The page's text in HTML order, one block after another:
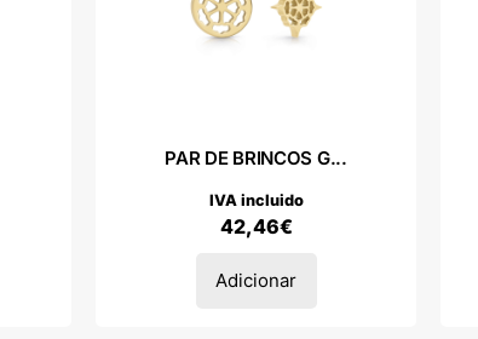
PAR DE BRINCOS G...
42,46€
IVA incluido
Adicionar